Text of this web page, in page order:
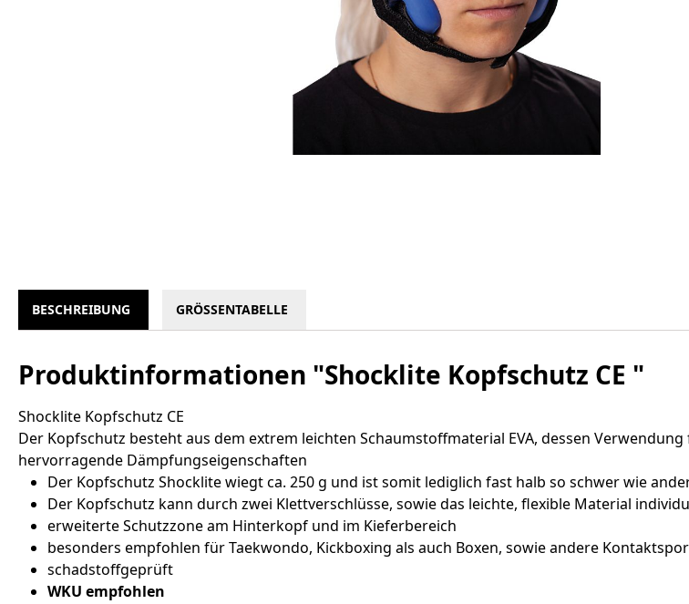
BESCHREIBUNG GRÖSSENTABELLE
Produktinformationen "Shocklite Kopfschutz CE "
Shocklite Kopfschutz CE
Der Kopfschutz besteht aus dem extrem leichten Schaumstoffmaterial EVA, dessen
hervorragende Dämpfungseigenschaften
Der Kopfschutz Shocklite wiegt ca. 250 g und ist somit lediglich fast halb so schwer wie
Der Kopfschutz kann durch zwei Klettverschlüsse, sowie das leichte, flexible Material
erweiterte Schutzzone am Hinterkopf und im Kieferbereich
besonders empfohlen für Taekwondo, Kickboxing als auch Boxen, sowie andere
schadstoffgeprüft
WKU empfohlen